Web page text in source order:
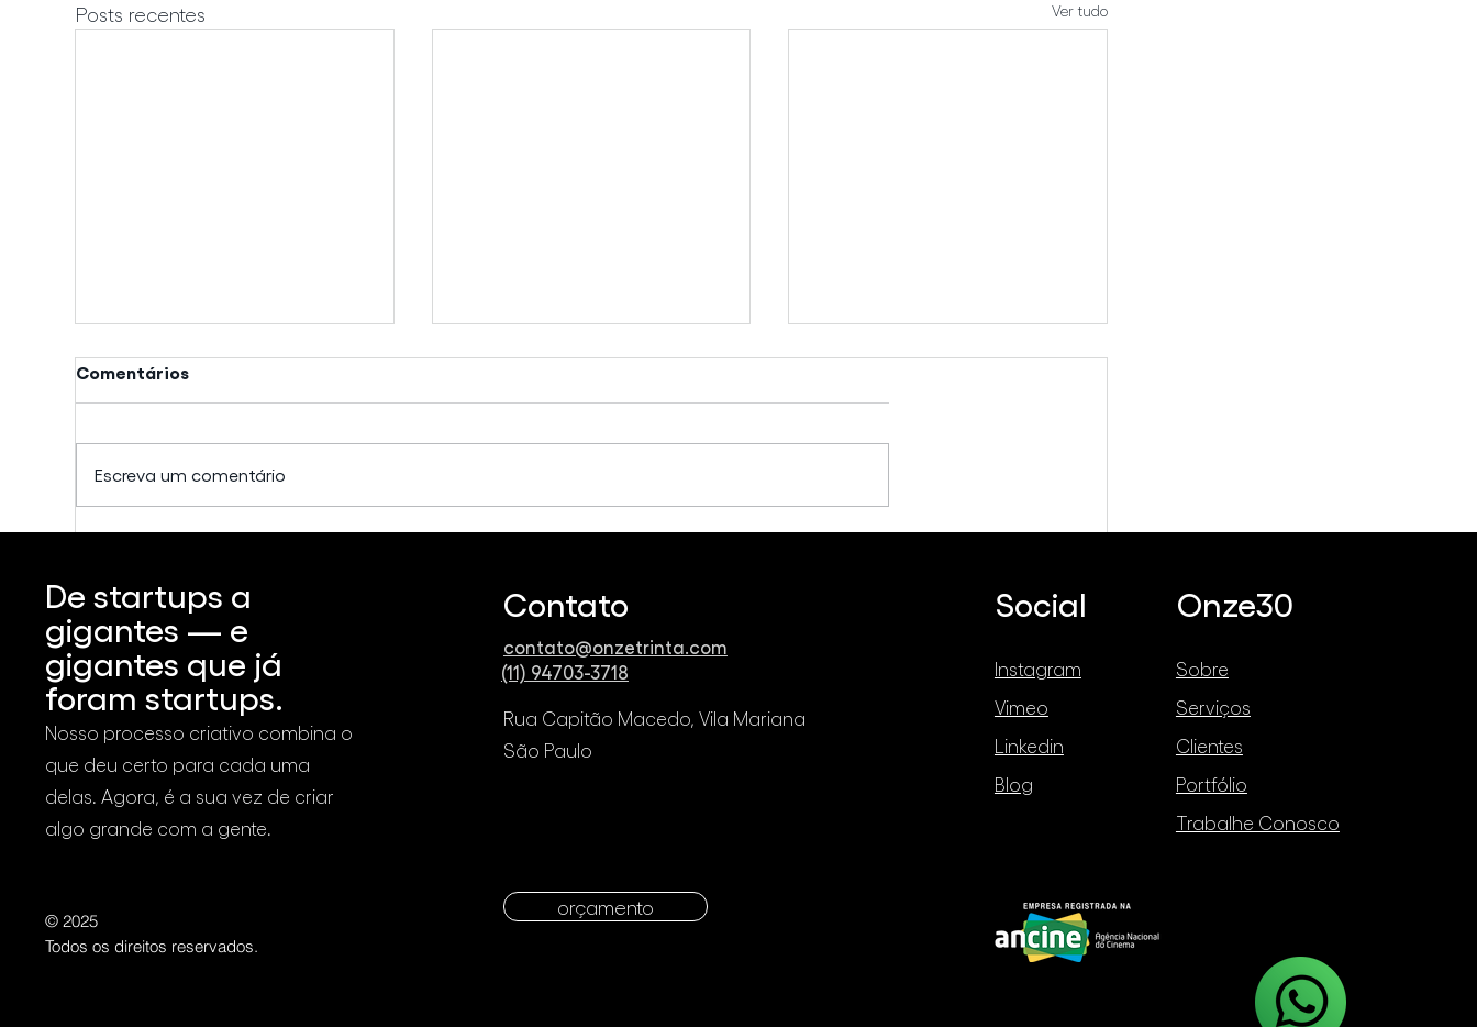
Posts recentes Ver tudo
Vídeos vendem MAIS?
Tráfego online, aumento de
com seu público, não é
custo, é investimento!
Inteligência artificial (IA)
Comentários
Escreva um comentário
De startups a
gigantes — e
gigantes que já
foram startups.
Nosso processo criativo combina o
que deu certo para cada uma
delas. Agora, é a sua vez de criar
algo grande com a gente.
© 2025
Todos os direitos reservados.
Contato
contato@onzetrinta.com
(11) 94703-3718
Rua Capitão Macedo, Vila Mariana
São Paulo
orçamento
Social
Instagram
Vimeo
Linkedin
Blog
Onze30
Sobre
Serviços
Clientes
Portfólio
Trabalhe Conosco